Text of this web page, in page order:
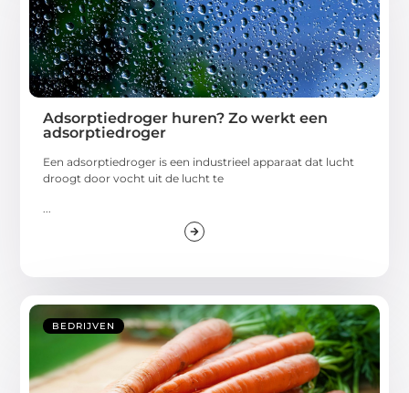
Adsorptiedroger huren? Zo werkt een
adsorptiedroger
Een adsorptiedroger is een industrieel apparaat dat lucht
droogt door vocht uit de lucht te
BEDRIJVEN